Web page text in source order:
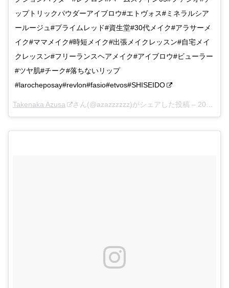
ップトリックパウダーアイブロウ#エトヴォス#ミネラルシア
ールージュ#プライムレッド#資生堂#30代メイク#アラサーメ
イク#ママメイク#時短メイク#出張メイクレッスン#自宅メイ
クレッスン#フリーランスヘアメイク#アイブロウ#ビューラー
#ツヤ肌#チーク#落ちないリップ
#larocheposay#revlon#fasio#etvos#SHISEIDO
Takenaka Azusa さん(@azazzzzzz)がシェアした投稿 – 2018年 1月月31日午後7時16分PST